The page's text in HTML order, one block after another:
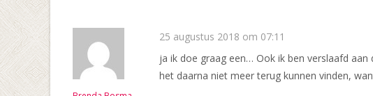
25 augustus 2018 om 07:11
ja ik doe graag een… Ook ik ben verslaafd
het daarna niet meer terug kunnen vinden,